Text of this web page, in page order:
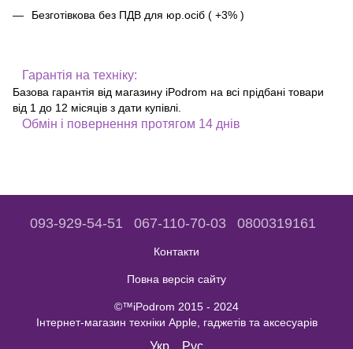
Безготівкова без ПДВ для юр.осіб ( +3% )
Гарантія на техніку:
Базова гарантія від магазину iPodrom на всі прідбані товари
від 1 до 12 місяців з дати купівлі.
Обмін і повернення протягом 14 днів
093-929-54-51 067-110-70-03 0800319161
Контакти
Повна версія сайту
©™iPodrom 2015 - 2024
Інтернет-магазин техніки Apple, гаджетів та аксесуарів
Укр Рус